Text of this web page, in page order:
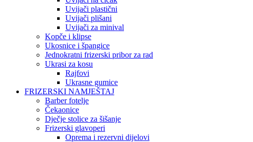
Uvijači plastični
Uvijači plišani
Uvijači za minival
Kopče i klipse
Ukosnice i špangice
Jednokratni frizerski pribor za rad
Ukrasi za kosu
Rajfovi
Ukrasne gumice
FRIZERSKI NAMJEŠTAJ
Barber fotelje
Čekaonice
Dječje stolice za šišanje
Frizerski glavoperi
Oprema i rezervni dijelovi